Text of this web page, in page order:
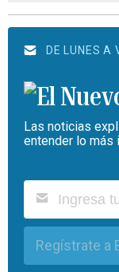
DE LUNES A
Las noticias
entender lo más
Regístrate a